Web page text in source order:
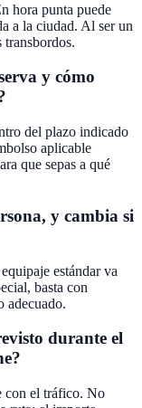
hora punta puede
a la ciudad. Al ser un
transbordos.
y cómo
del plazo indicado
aplicable
que sepas a qué
y cambia si
estándar va
basta con
adecuado.
durante el
con el tráfico. No